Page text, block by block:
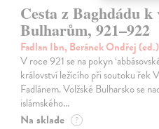
Cesta z Baghdádu k
Bulharům, 921–922
Fadlan Ibn, Beránek Ondřej (ed.)
V roce 921 se na pokyn
království ležícího při soutoku řek
Fadlánem. Volžské Bulharsko se
islámského…
Na sklade ?